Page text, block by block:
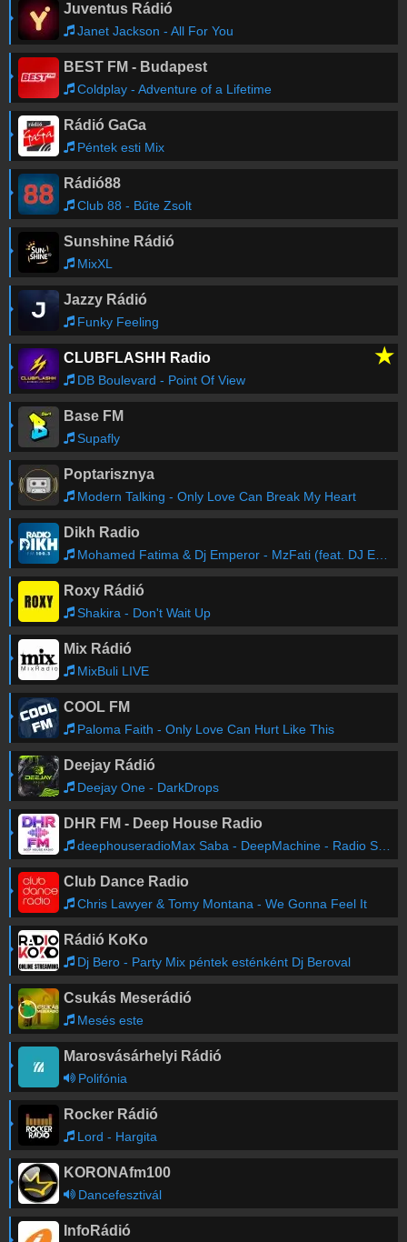
Juventus Rádió
Janet Jackson - All For You
BEST FM - Budapest
Coldplay - Adventure of a Lifetime
Rádió GaGa
Péntek esti Mix
Rádió88
Club 88 - Bűte Zsolt
Sunshine Rádió
MixXL
Jazzy Rádió
Funky Feeling
CLUBFLASHH Radio ★
DB Boulevard - Point Of View
Base FM
Supafly
Poptarisznya
Modern Talking - Only Love Can Break My Heart
Dikh Radio
Mohamed Fatima & Dj Emperor - MzFati (feat. DJ EMPEROR)
Roxy Rádió
Shakira - Don't Wait Up
Mix Rádió
MixBuli LIVE
COOL FM
Paloma Faith - Only Love Can Hurt Like This
Deejay Rádió
Deejay One - DarkDrops
DHR FM - Deep House Radio
deephouseradioMax Saba - DeepMachine - Radio Show #244
Club Dance Radio
Chris Lawyer & Tomy Montana - We Gonna Feel It
Rádió KoKo
Dj Bero - Party Mix péntek esténként Dj Beroval
Csukás Meserádió
Mesés este
Marosvásárhelyi Rádió
Polifónia
Rocker Rádió
Lord - Hargita
KORONAfm100
Dancefesztivál
InfoRádió